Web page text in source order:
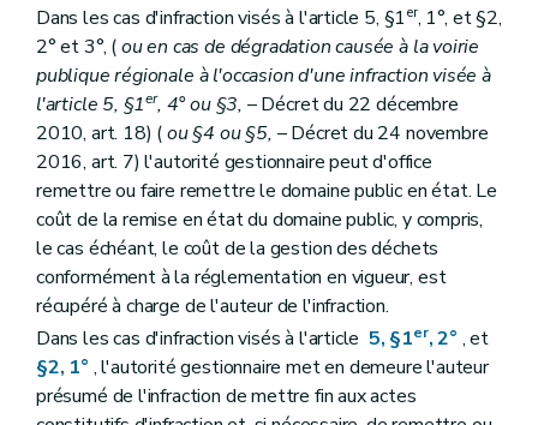
Dans les cas d'infraction visés à l'article 5, §1er, 1°, et §2,
2° et 3°, (ou en cas de dégradation causée à la voirie
publique régionale à l'occasion d'une infraction visée à
l'article 5, §1er, 4° ou §3, – Décret du 22 décembre
2010, art. 18) (ou §4 ou §5, – Décret du 24 novembre
2016, art. 7) l'autorité gestionnaire peut d'office
remettre ou faire remettre le domaine public en état. Le
coût de la remise en état du domaine public, y compris,
le cas échéant, le coût de la gestion des déchets
conformément à la réglementation en vigueur, est
récupéré à charge de l'auteur de l'infraction.
Dans les cas d'infraction visés à l'article 5, §1er, 2° , et
§2, 1° , l'autorité gestionnaire met en demeure l'auteur
présumé de l'infraction de mettre fin aux actes